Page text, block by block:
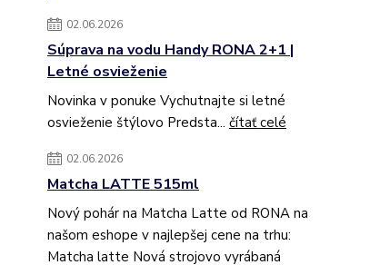
02.06.2026
Súprava na vodu Handy RONA 2+1 |
Letné osvieženie
Novinka v ponuke Vychutnajte si letné
osvieženie štýlovo Predsta... čítať celé
02.06.2026
Matcha LATTE 515ml
Nový pohár na Matcha Latte od RONA na
našom eshope v najlepšej cene na trhu:
Matcha latte Nová strojovo vyrábaná